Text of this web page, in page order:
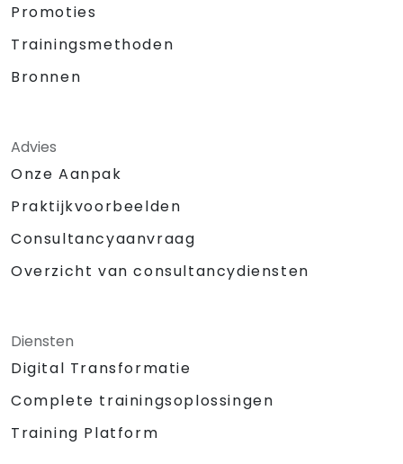
Promoties
Trainingsmethoden
Bronnen
Advies
Onze Aanpak
Praktijkvoorbeelden
Consultancyaanvraag
Overzicht van consultancydiensten
Diensten
Digital Transformatie
Complete trainingsoplossingen
Training Platform